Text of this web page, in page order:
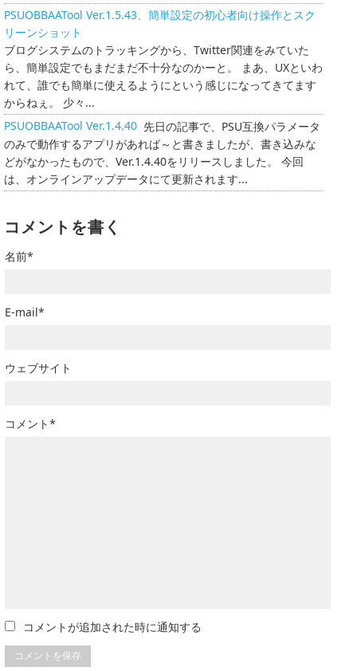
PSUOBBAATool Ver.1.5.43、簡単設定の初心者向け操作とスク
リーンショット
ブログシステムのトラッキングから、Twitter関連をみていた
ら、簡単設定でもまだまだ不十分なのかーと。 まあ、UXといわ
れて、誰でも簡単に使えるようにという感じになってきてます
からねぇ。 少々...
PSUOBBAATool Ver.1.4.40 先日の記事で、PSU互換パラメータ
のみで動作するアプリがあれば～と書きましたが、書き込みな
どがなかったもので、Ver.1.4.40をリリースしました。 今回
は、オンラインアップデータにて更新されます...
コメントを書く
名前*
E-mail*
ウェブサイト
コメント*
コメントが追加された時に通知する